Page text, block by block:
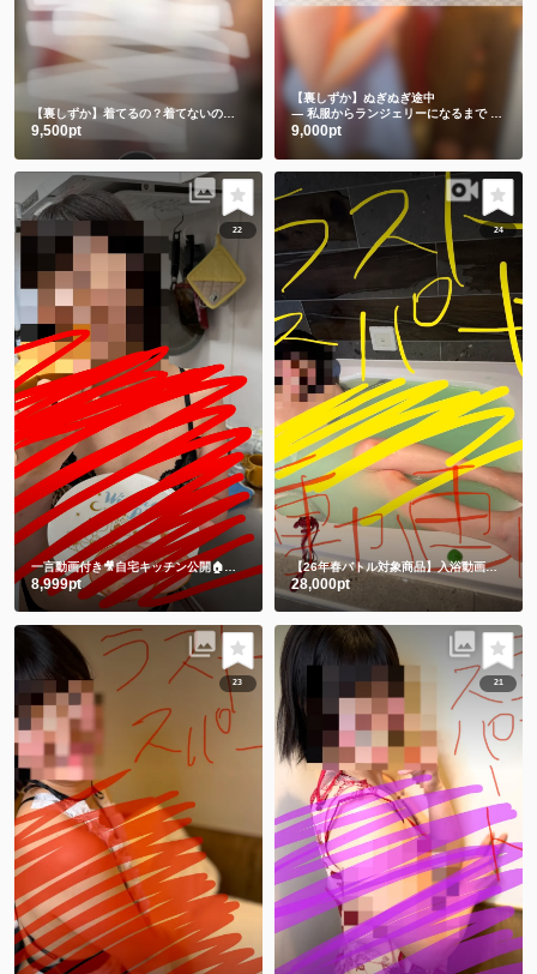
【裏しずか】着てるの？着てないの？エッチな巫女ちゃん
9,500pt
【裏しずか】ぬぎぬぎ途中
― 私服からランジェリーになるまで ―🫣💕
9,000pt
22
8,999pt
24
【26年春バトル対象商品】入浴動画㊙️チャイナドレスでLUSHバスボム💕生ぬぎ🫣
28,000pt
23 21